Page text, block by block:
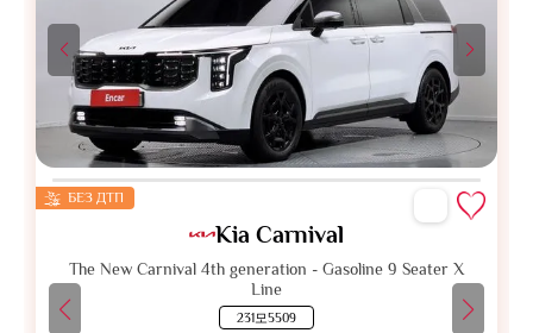
БЕЗ ДТП
Kia Carnival
The New Carnival 4th generation - Gasoline 9 Seater X
Line
231모5509